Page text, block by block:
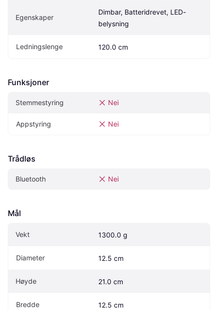
Egenskaper
Dimbar, Batteridrevet, LED-
belysning
Ledningslenge 120.0 cm
Funksjoner
Stemmestyring Nei
Appstyring Nei
Trådløs
Bluetooth Nei
Mål
Vekt 1300.0 g
Diameter 12.5 cm
Høyde 21.0 cm
Bredde 12.5 cm